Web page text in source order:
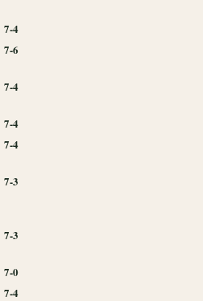
7-4
7-6
7-4
7-4
7-4
7-3
7-3
7-0
7-4